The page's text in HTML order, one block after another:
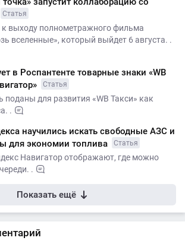
Статья
к выходу полнометражного фильма
вселенные», который выйдет 6 августа. .
в Роспантенте товарные знаки «WB
Статья
поданы для развития «WB Такси» как
.
научились искать свободные АЗС и
для экономии топлива
Статья
Навигатор отображают, где можно
.
Показать ещё